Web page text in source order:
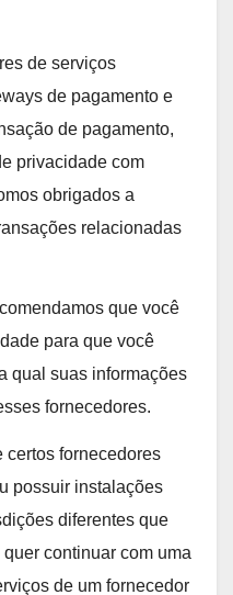
de serviços
de pagamento e
de pagamento,
privacidade com
obrigados a
relacionadas
que você
para que você
qual suas informações
fornecedores.
certos fornecedores
possuir instalações
diferentes que
continuar com uma
de um fornecedor